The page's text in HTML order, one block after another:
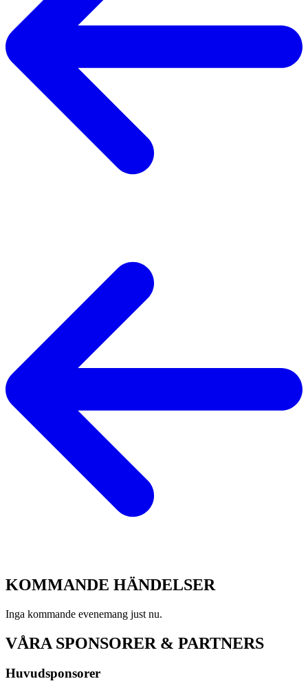
KOMMANDE HÄNDELSER
Inga kommande evenemang just nu.
VÅRA SPONSORER & PARTNERS
Huvudsponsorer